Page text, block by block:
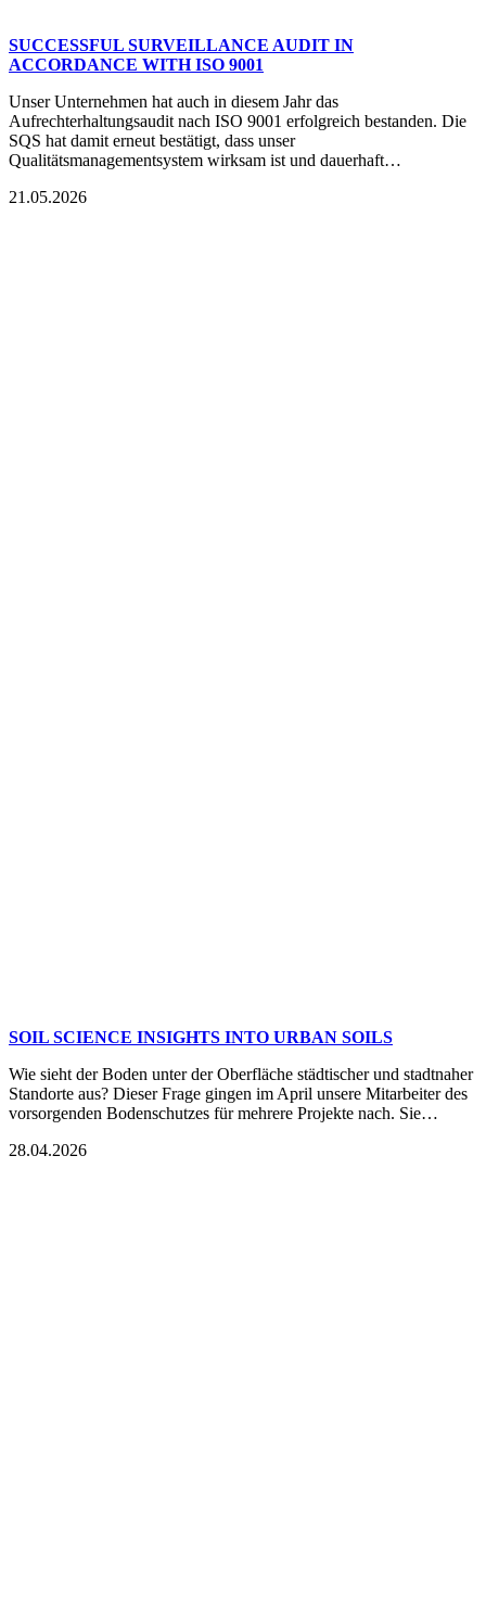
SUCCESSFUL SURVEILLANCE AUDIT IN
ACCORDANCE WITH ISO 9001
Unser Unternehmen hat auch in diesem Jahr das
Aufrechterhaltungsaudit nach ISO 9001 erfolgreich bestanden. Die
SQS hat damit erneut bestätigt, dass unser
Qualitätsmanagementsystem wirksam ist und dauerhaft…
21.05.2026
SOIL SCIENCE INSIGHTS INTO URBAN SOILS
Wie sieht der Boden unter der Oberfläche städtischer und stadtnaher
Standorte aus? Dieser Frage gingen im April unsere Mitarbeiter des
vorsorgenden Bodenschutzes für mehrere Projekte nach. Sie…
28.04.2026